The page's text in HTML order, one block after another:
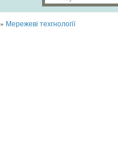
» Мережеві техгнології